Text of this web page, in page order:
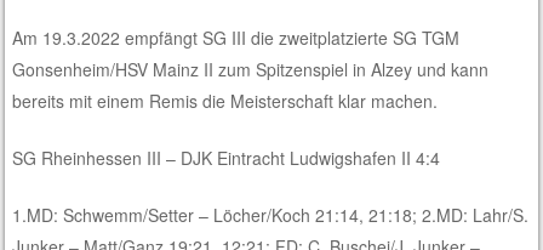
Am 19.3.2022 empfängt SG III die zweitplatzierte SG TGM
Gonsenheim/HSV Mainz II zum Spitzenspiel in Alzey und kann
bereits mit einem Remis die Meisterschaft klar machen.
SG Rheinhessen III – DJK Eintracht Ludwigshafen II 4:4
1.MD: Schwemm/Setter – Löcher/Koch 21:14, 21:18; 2.MD: Lahr/S.